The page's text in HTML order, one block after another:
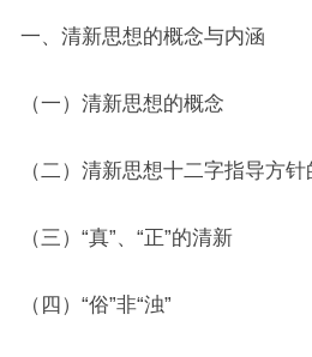
一、清新思想的概念与内涵
（一）清新思想的概念
（二）清新思想十二字指导方
（三）“真”、“正”的清新
（四）“俗”非“浊”